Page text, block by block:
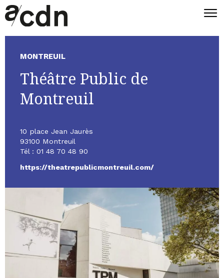
MONTREUIL
Théâtre Public de
Montreuil
10 place Jean Jaurès
93100 Montreuil
Tél : 01 48 70 48 90
https://theatrepublicmontreuil.com/